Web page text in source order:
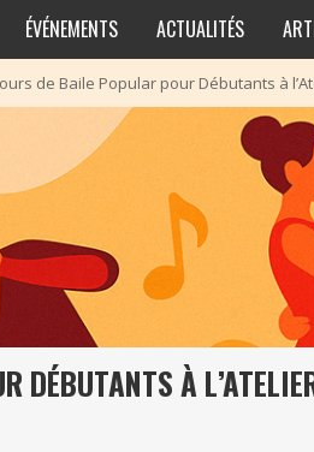
ÉVÉNEMENTS ACTUALITÉS
de Baile Popular pour Débutants à
DÉBUTANTS À